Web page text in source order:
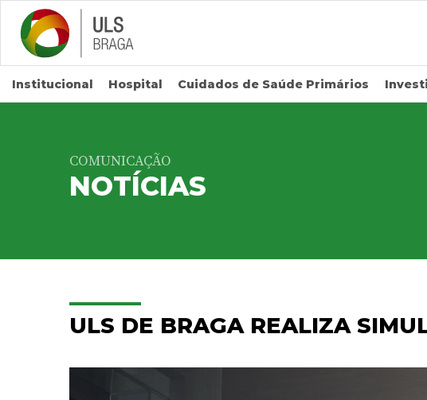
Saltar para conteúdo principal
Institucional Hospital Cuidados de Saúde Primários
COMUNICAÇÃO
NOTÍCIAS
ULS DE BRAGA REALIZA